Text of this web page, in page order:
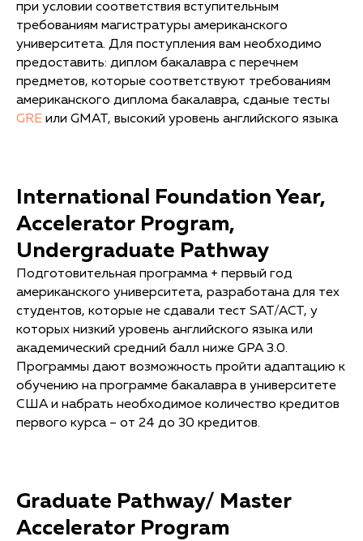
при условии соответствия вступительным
требованиям магистратуры американского
университета. Для поступления вам необходимо
предоставить: диплом бакалавра с перечнем
предметов, которые соответствуют требованиям
американского диплома бакалавра, сданые тесты
GRE или GMAT, высокий уровень английского языка
International Foundation Year,
Accelerator Program,
Undergraduate Pathway
Подготовительная программа + первый год
американского университета, разработана для тех
студентов, которые не сдавали тест SAT/ACT, у
которых низкий уровень английского языка или
академический средний балл ниже GPA 3.0.
Программы дают возможность пройти адаптацию к
обучению на программе бакалавра в университете
США и набрать необходимое количество кредитов
первого курса – от 24 до 30 кредитов.
Graduate Pathway/ Master
Accelerator Program